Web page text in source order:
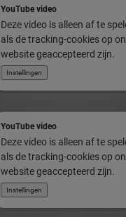
YouTube video
Deze video is alleen af te
als de tracking-cookies op
website geaccepteerd zijn.
Instellingen
YouTube video
Deze video is alleen af te
als de tracking-cookies op
website geaccepteerd zijn.
Instellingen